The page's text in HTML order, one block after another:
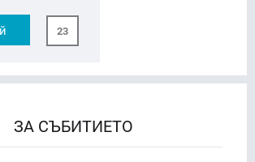
23
ЗА СЪБИТИЕТО